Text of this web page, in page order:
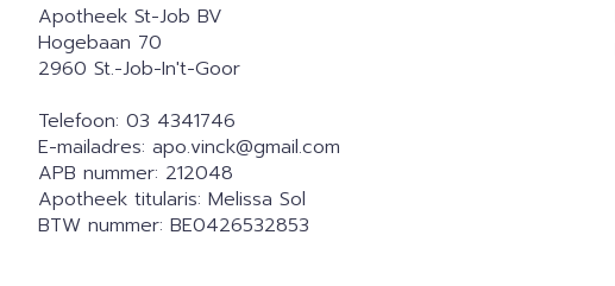
Apotheek St-Job BV
Hogebaan 70
2960 St.-Job-In't-Goor
Telefoon: 03 4341746
E-mailadres: apo.vinck@gmail.com
APB nummer: 212048
Apotheek titularis: Melissa Sol
BTW nummer: BE0426532853